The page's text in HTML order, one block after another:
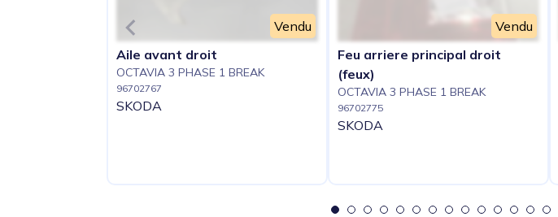
Vendu
Aile avant droit
OCTAVIA 3 PHASE 1 BREAK
96702767
SKODA
Vendu
Feu arriere principal droit
(feux)
OCTAVIA 3 PHASE 1 BREAK
96702775
SKODA